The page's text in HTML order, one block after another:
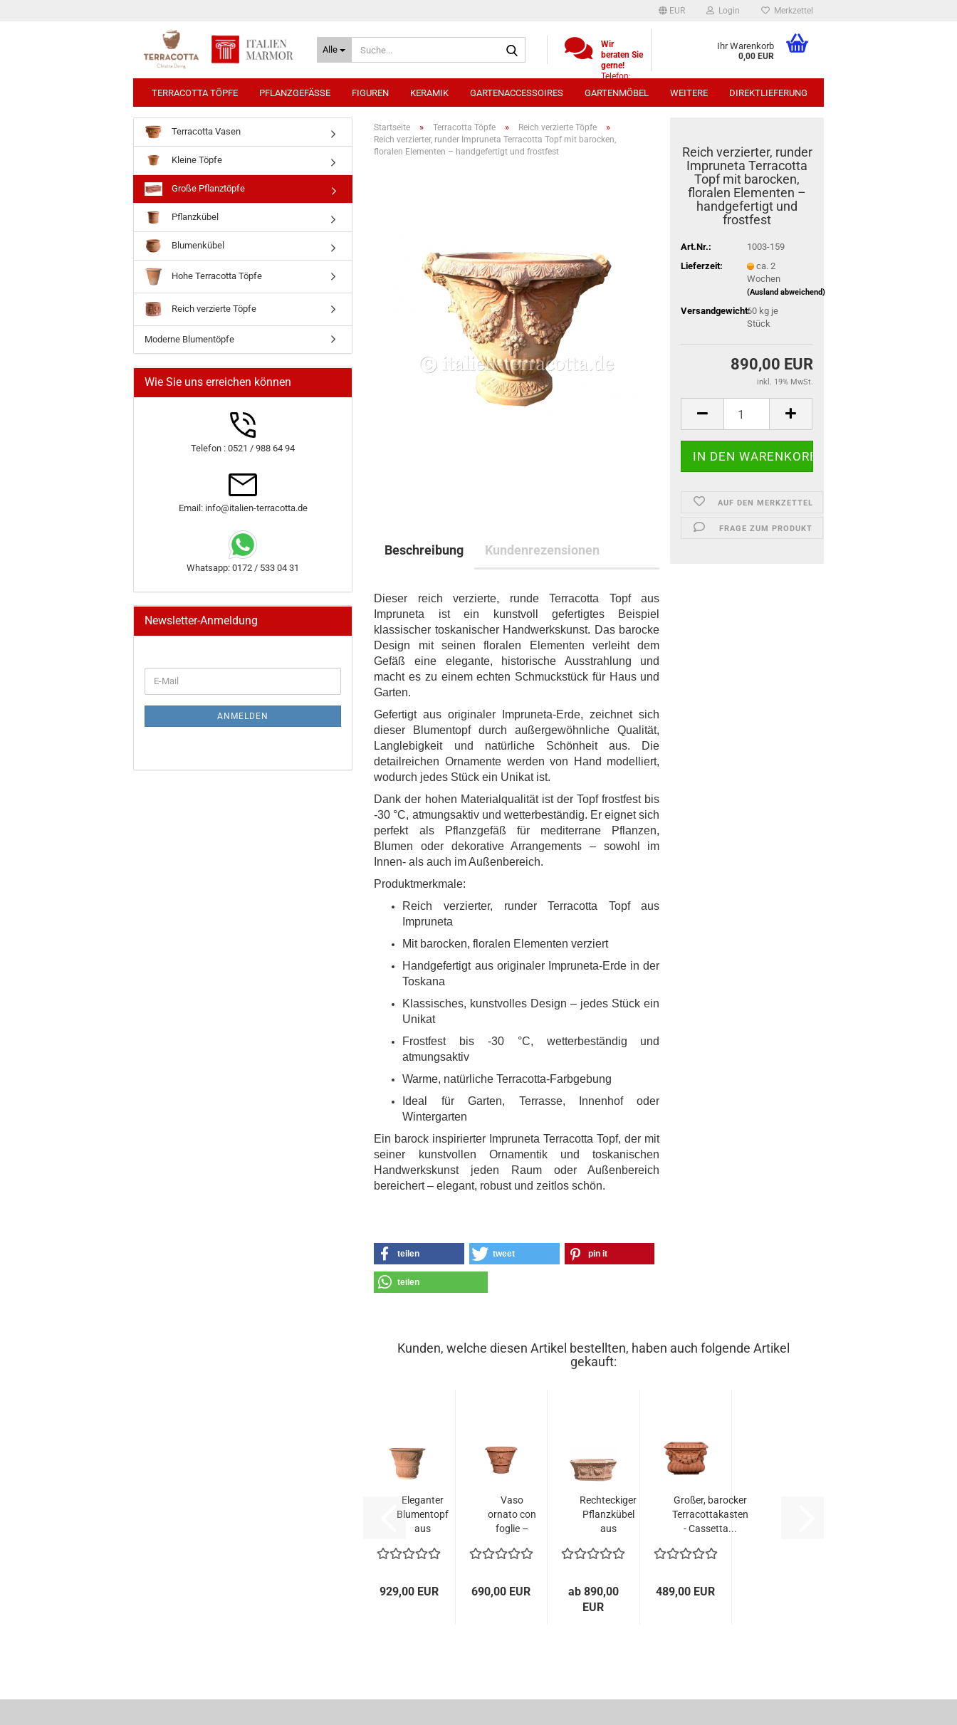
EUR Login Merkzettel
Alle
Wir
beraten Sie
gerne!
Telefon:
(0)521
9886494
0172 /
5330431
Ihr Warenkorb
0,00 EUR
TERRACOTTA TÖPFE PFLANZGEFÄSSE FIGUREN KERAMIK GARTENACCESSOIRES GARTENMÖBEL DIREKTLIEFERUNG
WEITERE
Startseite » Terracotta Töpfe » Reich verzierte Töpfe »
Reich verzierter, runder Impruneta Terracotta Topf mit barocken,
floralen Elementen – handgefertigt und frostfest
Reich verzierter, runder
Impruneta Terracotta
Topf mit barocken,
floralen Elementen –
handgefertigt und
frostfest
Art.Nr.:
1003-159
Lieferzeit:
ca. 2
Wochen
(Ausland abweichend)
Versandgewicht:60kg je
Stück
890,00 EUR
inkl. 19% MwSt.
AUF DEN MERKZETTEL
FRAGE ZUM PRODUKT
Beschreibung Kundenrezensionen
Dieser reich verzierte, runde Terracotta Topf aus
Impruneta ist ein kunstvoll gefertigtes Beispiel
klassischer toskanischer Handwerkskunst. Das barocke
Design mit seinen floralen Elementen verleiht dem
Gefäß eine elegante, historische Ausstrahlung und
macht es zu einem echten Schmuckstück für Haus und
Garten.
Gefertigt aus originaler Impruneta-Erde, zeichnet sich
dieser Blumentopf durch außergewöhnliche Qualität,
Langlebigkeit und natürliche Schönheit aus. Die
detailreichen Ornamente werden von Hand modelliert,
wodurch jedes Stück ein Unikat ist.
Dank der hohen Materialqualität ist der Topf frostfest bis
-30 °C, atmungsaktiv und wetterbeständig. Er eignet sich
perfekt als Pflanzgefäß für mediterrane Pflanzen,
Blumen oder dekorative Arrangements – sowohl im
Innen- als auch im Außenbereich.
Produktmerkmale:
Reich verzierter, runder Terracotta Topf aus
Impruneta
Mit barocken, floralen Elementen verziert
Handgefertigt aus originaler Impruneta-Erde in der
Toskana
Klassisches, kunstvolles Design – jedes Stück ein
Unikat
Frostfest bis -30 °C, wetterbeständig und
atmungsaktiv
Warme, natürliche Terracotta-Farbgebung
Ideal für Garten, Terrasse, Innenhof oder
Wintergarten
Ein barock inspirierter Impruneta Terracotta Topf, der mit
seiner kunstvollen Ornamentik und toskanischen
Handwerkskunst jeden Raum oder Außenbereich
bereichert – elegant, robust und zeitlos schön.
teilen tweet pin it
teilen
Kunden, welche diesen Artikel bestellten, haben auch folgende Artikel
gekauft:
Eleganter
Blumentopf
aus
Terracotta...
929,00 EUR
Vaso
ornato con
foglie –
verzierter...
690,00 EUR
Rechteckiger
Pflanzkübel
aus
Terracotta...
ab 890,00
EUR
Großer, barocker
Terracottakasten
- Cassetta...
489,00 EUR
Terracotta Vasen
Kleine Töpfe
Große Pflanztöpfe
Pflanzkübel
Blumenkübel
Hohe Terracotta Töpfe
Reich verzierte Töpfe
Moderne Blumentöpfe
Wie Sie uns erreichen können
Telefon : 0521 / 988 64 94
Email: info@italien-terracotta.de
Whatsapp: 0172 / 533 04 31
Newsletter-Anmeldung
ZUR
NEWSLETTER-
E-
Mail
ANMELDEN